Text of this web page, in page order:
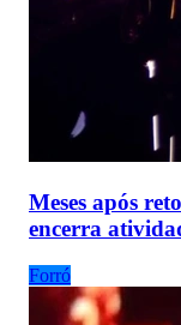
Meses após
encerra
Forró